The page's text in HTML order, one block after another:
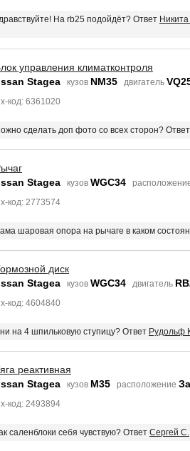
На rb25 подойдёт? Ответ
управления климатконтроля
Stagea кузов NM35 двигатель
код: 6361020
сделать доп фото со всех сторон? Ответ
Stagea кузов WGC34
код: 2773574
шаровая опора на рычаге в каком
диск
Stagea кузов WGC34 двигатель
код: 4604840
на 4 шпильковую ступицу? Ответ Рудольф
реактивная
Stagea кузов M35 расположение
код: 2493894
саленблоки себя чувствую? Ответ Сергей С.